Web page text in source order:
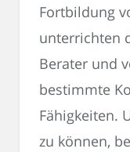
Fortbildung
unterrichten
Berater und
bestimmte
Fähigkeiten.
zu können,